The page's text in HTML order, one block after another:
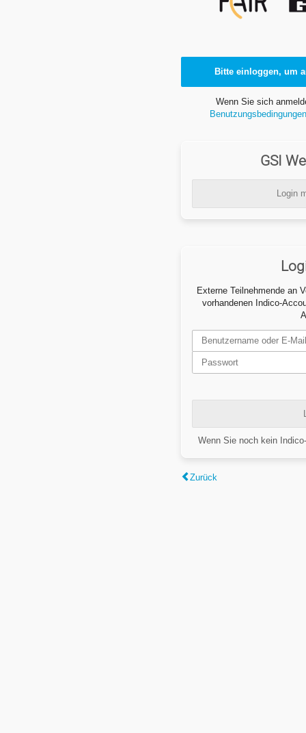
Bitte einloggen, um
Wenn Sie sich
Benutzungsbedingungen
GSI
Login
Externe Teilnehmende an
vorhandenen Indico-
Wenn Sie noch kein
Zurück